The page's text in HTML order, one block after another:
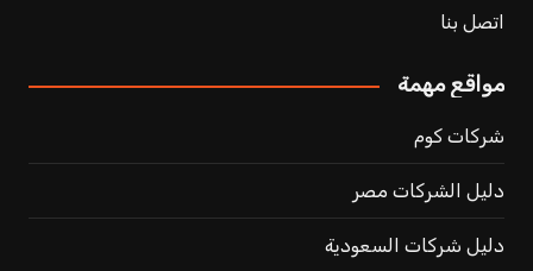
اتصل بنا
مواقع مهمة
شركات كوم
دليل الشركات مصر
دليل شركات السعودية